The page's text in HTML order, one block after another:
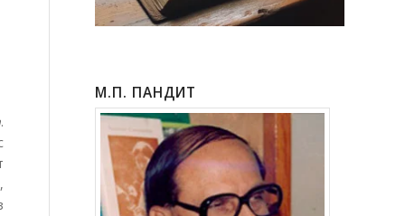
.
М.П. ПАНДИТ